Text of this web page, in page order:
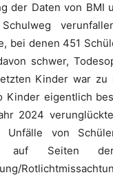
der Daten von BMI
bei denen 451
schwer,
Kinder war zu
Kinder eigentlich
2024
Unfälle von
auf Seiten